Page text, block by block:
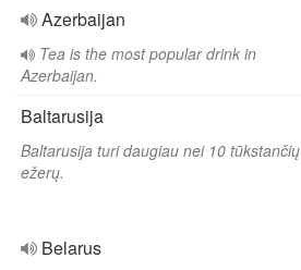
Azerbaijan
Tea is the most popular drink in
Azerbaijan.
Baltarusija
Baltarusija turi daugiau nei 10 tūkstančių
ežerų.
Belarus